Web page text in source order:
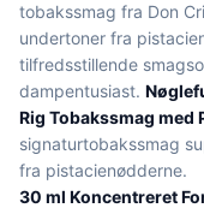
tobakssmag fra Don
undertoner fra
tilfredsstillende
dampentusiast.
Rig Tobakssmag med
signaturtobakssmag
fra pistacienødderne.
30 ml Koncentreret